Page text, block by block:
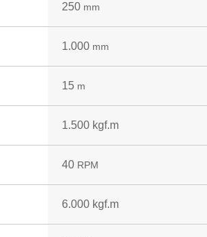
250 mm
1.000 mm
15 m
1.500 kgf.m
40 RPM
6.000 kgf.m